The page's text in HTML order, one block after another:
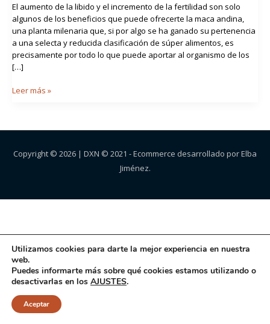
El aumento de la libido y el incremento de la fertilidad son solo
algunos de los beneficios que puede ofrecerte la maca andina,
una planta milenaria que, si por algo se ha ganado su pertenencia
a una selecta y reducida clasificación de súper alimentos, es
precisamente por todo lo que puede aportar al organismo de los
[…]
Leer más »
Copyright © 2026 | DXN © 2021 - Ecommerce desarrollado por Elba
Jiménez.
Utilizamos cookies para darte la mejor experiencia en nuestra
web.
Puedes informarte más sobre qué cookies estamos utilizando o
desactivarlas en los AJUSTES.
Aceptar